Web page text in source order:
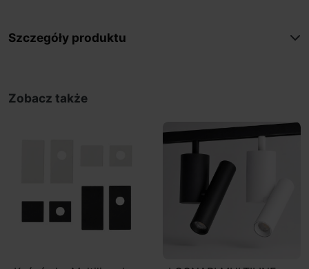
Szczegóły produktu
Zobacz także